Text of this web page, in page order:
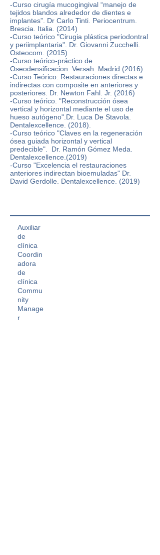
-Curso cirugía mucogingival “manejo de
tejidos blandos alrededor de dientes e
implantes”. Dr Carlo Tinti. Periocentrum.
Brescia. Italia. (2014)
-Curso teórico "Cirugia plástica periodontral
y periimplantaria". Dr. Giovanni Zucchelli.
Osteocom. (2015)
-Curso teórico-práctico de
Oseodensificacion. Versah. Madrid (2016).
-Curso Teórico: Restauraciones directas e
indirectas con composite en anteriores y
posteriores. Dr. Newton Fahl. Jr. (2016)
-Curso teórico. "Reconstrucción ósea
vertical y horizontal mediante el uso de
hueso autógeno".Dr. Luca De Stavola.
Dentalexcellence. (2018).
-Curso teórico "Claves en la regeneración
ósea guiada horizontal y vertical
predecible". Dr. Ramón Gómez Meda.
Dentalexcellence.(2019)
-Curso "Excelencia el restauraciones
anteriores indirectan bioemuladas" Dr.
David Gerdolle. Dentalexcellence. (2019)
Auxiliar
de
clínica
Coordin
adora
de
clínica
Commu
nity
Manage
r